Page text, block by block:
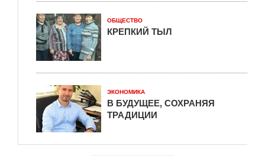
ОБЩЕСТВО
КРЕПКИЙ ТЫЛ
ЭКОНОМИКА
В БУДУЩЕЕ, СОХРАНЯЯ
ТРАДИЦИИ